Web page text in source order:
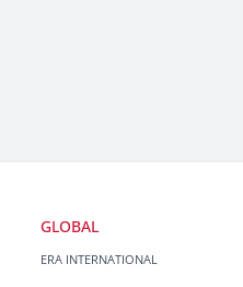
GLOBAL
ERA INTERNATIONAL